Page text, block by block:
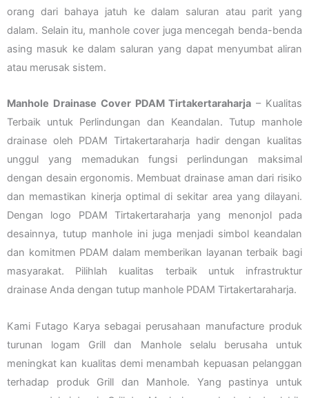
orang dari bahaya jatuh ke dalam saluran atau parit yang
dalam. Selain itu, manhole cover juga mencegah benda-benda
asing masuk ke dalam saluran yang dapat menyumbat aliran
atau merusak sistem.
Manhole Drainase Cover PDAM Tirtakertaraharja – Kualitas
Terbaik untuk Perlindungan dan Keandalan. Tutup manhole
drainase oleh PDAM Tirtakertaraharja hadir dengan kualitas
unggul yang memadukan fungsi perlindungan maksimal
dengan desain ergonomis. Membuat drainase aman dari risiko
dan memastikan kinerja optimal di sekitar area yang dilayani.
Dengan logo PDAM Tirtakertaraharja yang menonjol pada
desainnya, tutup manhole ini juga menjadi simbol keandalan
dan komitmen PDAM dalam memberikan layanan terbaik bagi
masyarakat. Pilihlah kualitas terbaik untuk infrastruktur
drainase Anda dengan tutup manhole PDAM Tirtakertaraharja.
Kami Futago Karya sebagai perusahaan manufacture produk
turunan logam Grill dan Manhole selalu berusaha untuk
meningkat kan kualitas demi menambah kepuasan pelanggan
terhadap produk Grill dan Manhole. Yang pastinya untuk